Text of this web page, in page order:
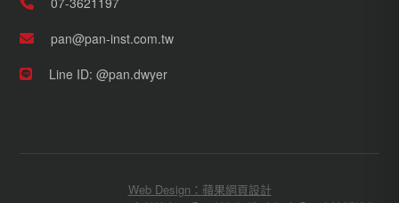
pan@pan-inst.com.tw
Line ID: @pan.dwyer
Web Design：蘋果網頁設計